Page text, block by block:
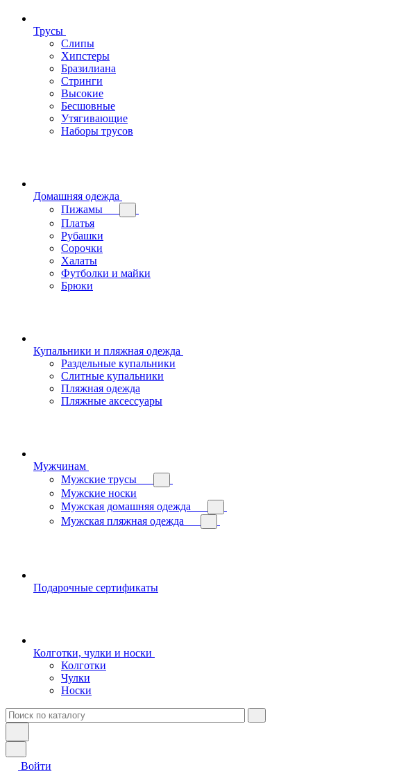
Трусы
Слипы
Хипстеры
Бразилиана
Стринги
Высокие
Бесшовные
Утягивающие
Наборы трусов
Домашняя одежда
Пижамы
Платья
Рубашки
Сорочки
Халаты
Футболки и майки
Брюки
Купальники и пляжная одежда
Раздельные купальники
Слитные купальники
Пляжная одежда
Пляжные аксессуары
Мужчинам
Мужские трусы
Мужские носки
Мужская домашняя одежда
Мужская пляжная одежда
Подарочные сертификаты
Колготки, чулки и носки
Колготки
Чулки
Носки
Войти